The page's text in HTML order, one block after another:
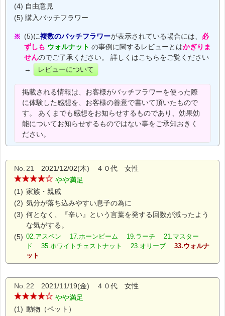
(4) 自由意見
(5) 購入バッチフラワー
(5)に複数のバッチフラワーが表示されている場合には、 必
ずしも ウォルナット の事例に関するレビューとはかぎりま
せんのでご了承ください。 詳しくはこちらをご覧ください
→
レビューについて
掲載される情報は、お客様がバッチフラワーを使った際
に体験した感想を、お客様の善意で書いて頂いたもので
す。 あくまでも感想をお知らせするものであり、効果効
能についてお知らせするものではない事をご承知おきく
ださい。
No. 21
2021/12/02(木) ４０代 女性
やや満足
(1) 家族・親戚
(2) 気分が落ち込みやすい息子の為に
(3) 何となく、『辛い』という言葉を発する回数が減ったよう
な気がする。
(5) 02.アスペン 17.ホーンビーム 19.ラーチ 21.マスター
ド 35.ホワイトチェストナット 23.オリーブ 33.ウォルナ
ット
No. 22 2021/11/19(金) ４０代 女性
やや満足
(1) 動物（ペット）